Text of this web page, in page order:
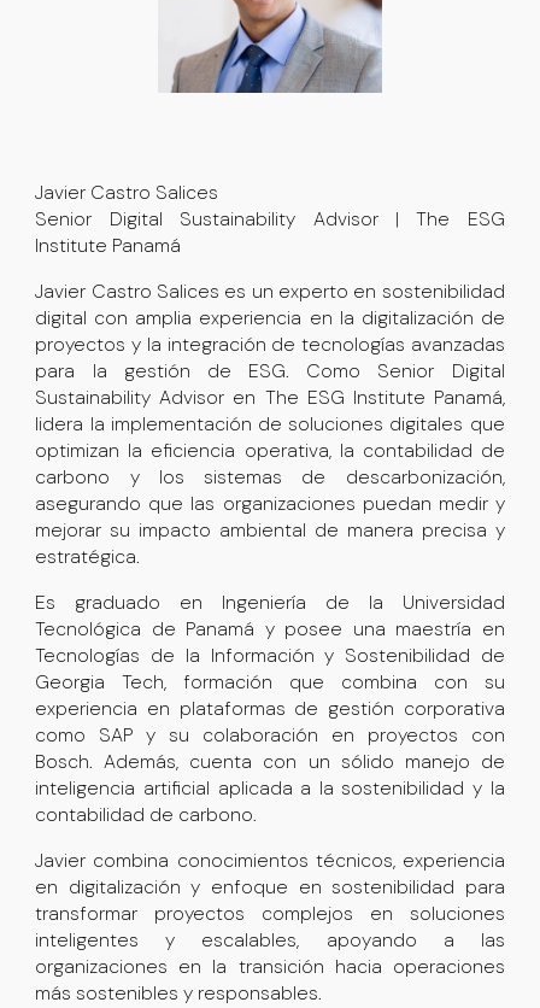
Javier Castro Salices
Senior Digital Sustainability Advisor | The ESG
Institute Panamá
Javier Castro Salices es un experto en sostenibilidad
digital con amplia experiencia en la digitalización de
proyectos y la integración de tecnologías avanzadas
para la gestión de ESG. Como Senior Digital
Sustainability Advisor en The ESG Institute Panamá,
lidera la implementación de soluciones digitales que
optimizan la eficiencia operativa, la contabilidad de
carbono y los sistemas de descarbonización,
asegurando que las organizaciones puedan medir y
mejorar su impacto ambiental de manera precisa y
estratégica.
Es graduado en Ingeniería de la Universidad
Tecnológica de Panamá y posee una maestría en
Tecnologías de la Información y Sostenibilidad de
Georgia Tech, formación que combina con su
experiencia en plataformas de gestión corporativa
como SAP y su colaboración en proyectos con
Bosch. Además, cuenta con un sólido manejo de
inteligencia artificial aplicada a la sostenibilidad y la
contabilidad de carbono.
Javier combina conocimientos técnicos, experiencia
en digitalización y enfoque en sostenibilidad para
transformar proyectos complejos en soluciones
inteligentes y escalables, apoyando a las
organizaciones en la transición hacia operaciones
más sostenibles y responsables.